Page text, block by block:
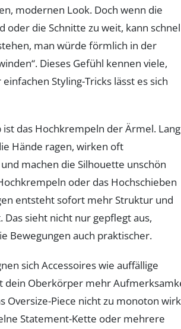
modernen Look. Doch wenn die
oder die Schnitte zu weit, kann
man würde förmlich in der
Dieses Gefühl kennen viele,
Styling-Tricks lässt es sich
ist das Hochkrempeln der Ärmel.
Hände ragen, wirken oft
machen die Silhouette unschön
oder das Hochschieben
entsteht sofort mehr Struktur und
Das sieht nicht nur gepflegt aus,
Bewegungen auch praktischer.
sich Accessoires wie auffällige
dein Oberkörper mehr
Oversize-Piece nicht zu monoton
Statement-Kette oder mehrere